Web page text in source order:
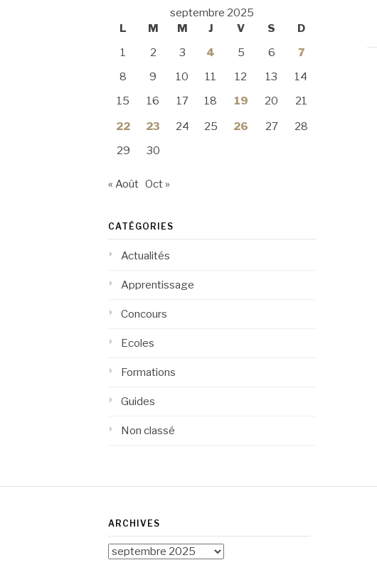
septembre 2025
L
M M J V S
D
1
2 3 4 5 6
7
8
9 10 11 12 13
14
15
16 17 18 19 20
21
22
23 24 25 26 27
28
29
30
« Août Oct »
CATÉGORIES
Actualités
Apprentissage
Concours
Ecoles
Formations
Guides
Non classé
ARCHIVES
Archives